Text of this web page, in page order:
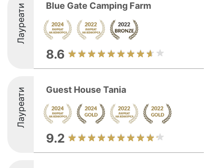
Лауреати Blue Gate Camping Farm
8.6
Лауреати Guest House Tania
9.2